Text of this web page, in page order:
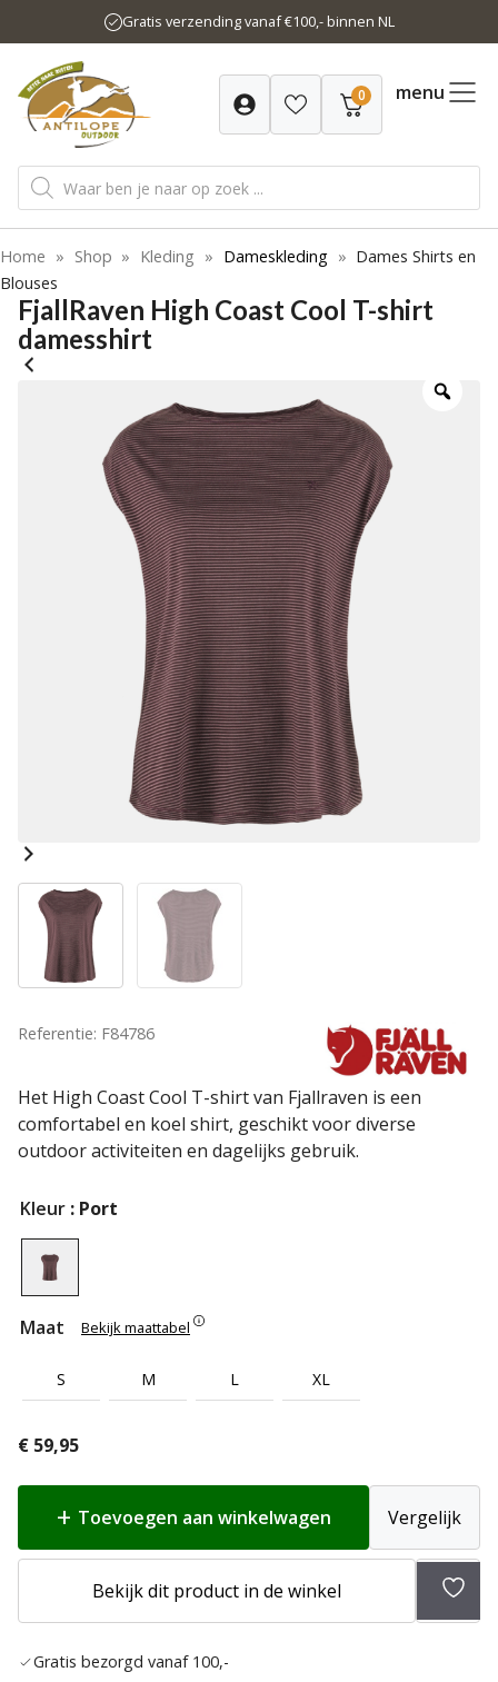
naar
inhoud
Gratis verzending vanaf €100,- binnen NL
0 menu
Producten
zoeken
Home » Shop » Kleding » Dameskleding » Dames Shirts en
Blouses
FjallRaven High Coast Cool T-shirt
damesshirt
Referentie: F84786
Het High Coast Cool T-shirt van Fjallraven is een
comfortabel en koel shirt, geschikt voor diverse
outdoor activiteiten en dagelijks gebruik.
Kleur : Port
Maat Bekijk maattabel
S M L XL
€ 59,95
Toevoegen aan winkelwagen Vergelijk
Bekijk dit product in de winkel
Gratis bezorgd vanaf 100,-